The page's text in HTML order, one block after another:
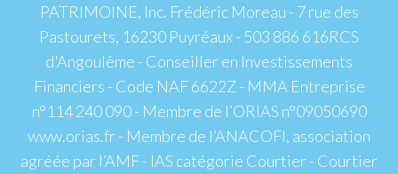
PATRIMOINE, Inc. Frédéric Moreau - 7 rue des
Pastourets, 16230 Puyréaux - 503 886 616RCS
d'Angoulême - Conseiller en Investissements
Financiers - Code NAF 6622Z - MMA Entreprise
n°114 240 090 - Membre de l’ORIAS n°09050690
www.orias.fr - Membre de l’ANACOFI, association
agréée par l’AMF - IAS catégorie Courtier - Courtier